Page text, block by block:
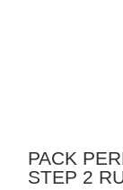
PACK
STEP 2